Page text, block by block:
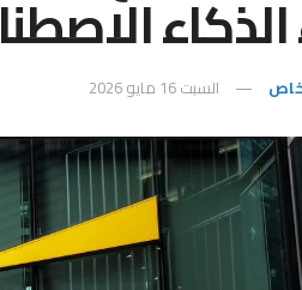
السبت 16 مايو 2026